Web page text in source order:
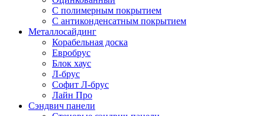
С полимерным покрытием
С антиконденсатным покрытием
Металлосайдинг
Корабельная доска
Евробрус
Блок хаус
Л-брус
Софит Л-брус
Лайн Про
Сэндвич панели